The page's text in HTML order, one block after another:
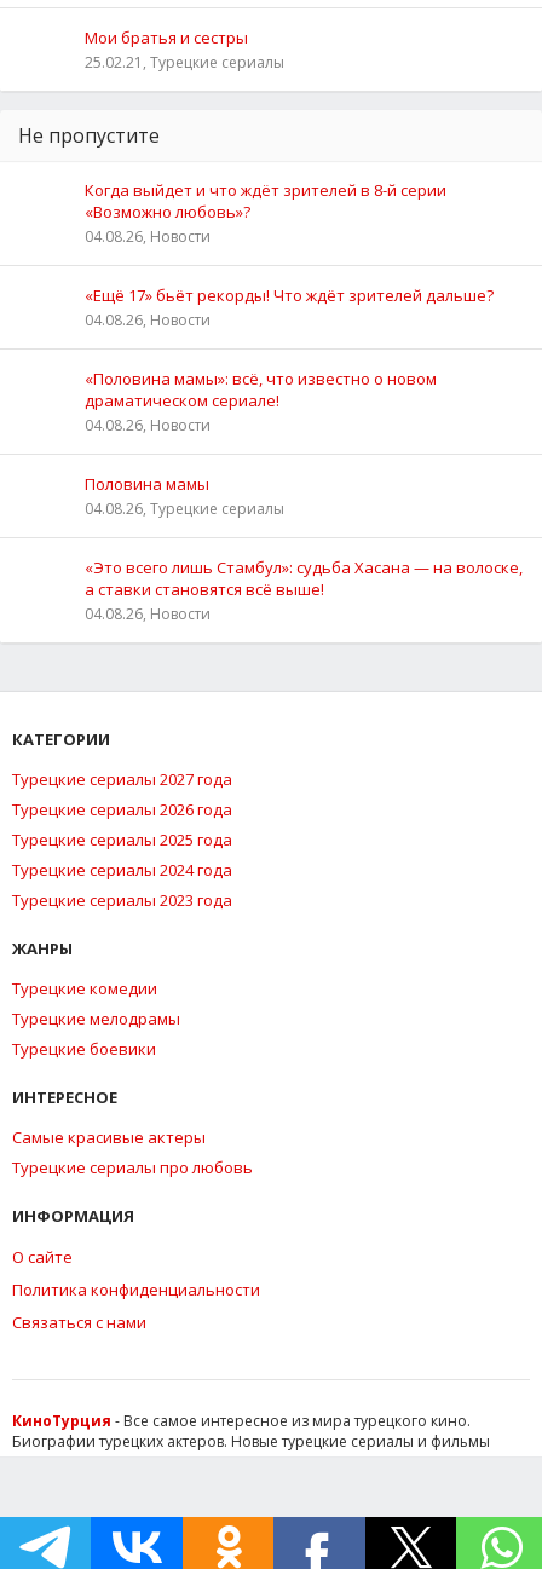
Мои братья и сестры
25.02.21, Турецкие сериалы
Не пропустите
Когда выйдет и что ждёт зрителей в 8-й серии
«Возможно любовь»?
04.08.26, Новости
«Ещё 17» бьёт рекорды! Что ждёт зрителей дальше?
04.08.26, Новости
«Половина мамы»: всё, что известно о новом
драматическом сериале!
04.08.26, Новости
Половина мамы
04.08.26, Турецкие сериалы
«Это всего лишь Стамбул»: судьба Хасана — на волоске,
а ставки становятся всё выше!
04.08.26, Новости
КАТЕГОРИИ
Турецкие сериалы 2027 года
Турецкие сериалы 2026 года
Турецкие сериалы 2025 года
Турецкие сериалы 2024 года
Турецкие сериалы 2023 года
ЖАНРЫ
Турецкие комедии
Турецкие мелодрамы
Турецкие боевики
ИНТЕРЕСНОЕ
Самые красивые актеры
Турецкие сериалы про любовь
ИНФОРМАЦИЯ
О сайте
Политика конфиденциальности
Связаться с нами
КиноТурция - Все самое интересное из мира турецкого кино.
Биографии турецких актеров. Новые турецкие сериалы и фильмы